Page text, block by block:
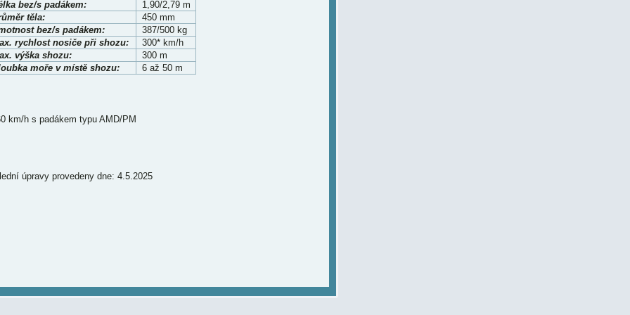
bez/s padákem:
1,90/2,79 m
těla:
450 mm
bez/s padákem:
387/500 kg
rychlost nosiče při shozu:
300* km/h
výška shozu:
300 m
moře v místě shozu:
6 až 50 m
km/h s padákem typu AMD/PM
úpravy provedeny dne: 4.5.2025